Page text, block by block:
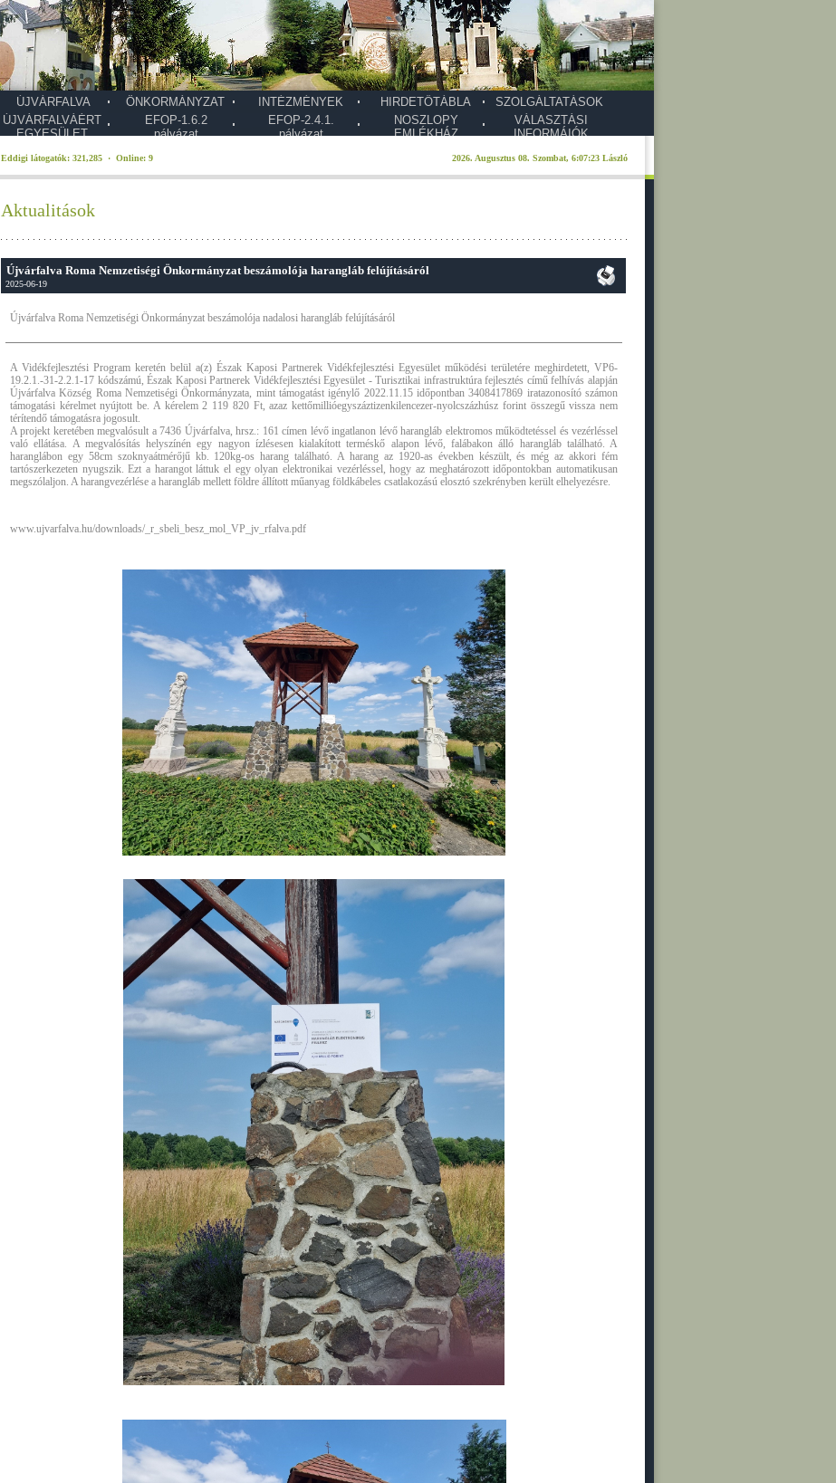
ÚJVÁRFALVA ÖNKORMÁNYZAT INTÉZMÉNYEK HIRDETŐTÁBLA
SZOLGÁLTATÁSOK
ÚJVÁRFALVÁÉRT
EGYESÜLET
EFOP-1.6.2
pályázat
EFOP-2.4.1.
pályázat
NOSZLOPY
EMLÉKHÁZ
VÁLASZTÁSI
INFORMÁIÓK
Eddigi látogatók: 321,285 · Online: 9
Aktualitások
Újvárfalva Roma Nemzetiségi Önkormányzat beszámolója harangláb felújításáról
2025-06-19
Újvárfalva Roma Nemzetiségi Önkormányzat beszámolója nadalosi harangláb felújításáról
A Vidékfejlesztési Program keretén belül a(z) Észak Kaposi Partnerek Vidékfejlesztési Egyesület működési területére meghirdetett, VP6-
19.2.1.-31-2.2.1-17 kódszámú, Észak Kaposi Partnerek Vidékfejlesztési Egyesület - Turisztikai infrastruktúra fejlesztés című felhívás alapján
Újvárfalva Község Roma Nemzetiségi Önkormányzata, mint támogatást igénylő 2022.11.15 időpontban 3408417869 iratazonosító számon
támogatási kérelmet nyújtott be. A kérelem 2 119 820 Ft, azaz kettőmillióegyszáztizenkilencezer-nyolcszázhúsz forint összegű vissza nem
térítendő támogatásra jogosult.
A projekt keretében megvalósult a 7436 Újvárfalva, hrsz.: 161 címen lévő ingatlanon lévő harangláb elektromos működtetéssel és vezérléssel
való ellátása. A megvalósítás helyszínén egy nagyon ízlésesen kialakított terméskő alapon lévő, falábakon álló harangláb található. A
haranglábon egy 58cm szoknyaátmérőjű kb. 120kg-os harang található. A harang az 1920-as években készült, és még az akkori fém
tartószerkezeten nyugszik. Ezt a harangot láttuk el egy olyan elektronikai vezérléssel, hogy az meghatározott időpontokban automatikusan
megszólaljon. A harangvezérlése a harangláb mellett földre állított műanyag földkábeles csatlakozású elosztó szekrényben került elhelyezésre.
www.ujvarfalva.hu/downloads/_r_sbeli_besz_mol_VP_jv_rfalva.pdf